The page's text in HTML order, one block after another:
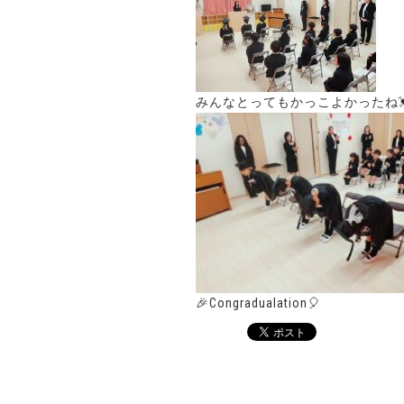
みんなとってもかっこよかったね
🎉Congradualation🎈